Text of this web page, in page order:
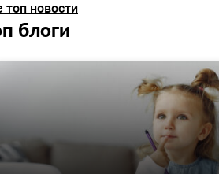
топ новости
блоги